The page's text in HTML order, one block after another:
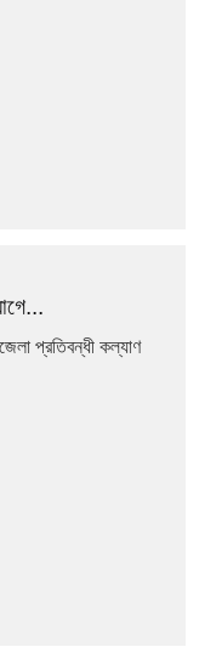
প্রতিবন্ধী কল্যাণ